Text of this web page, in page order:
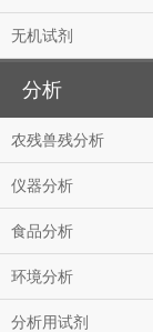
无机试剂
分析
农残兽残分析
仪器分析
食品分析
环境分析
分析用试剂